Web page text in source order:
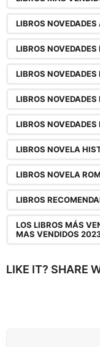
LIBROS
LIBROS
LIBROS
LIBROS
LIBROS
LIBROS NOVELA
LIBROS NOVELA
LIBROS
LOS LIBROS MÁS
MAS VENDIDOS
LIKE IT? SHARE